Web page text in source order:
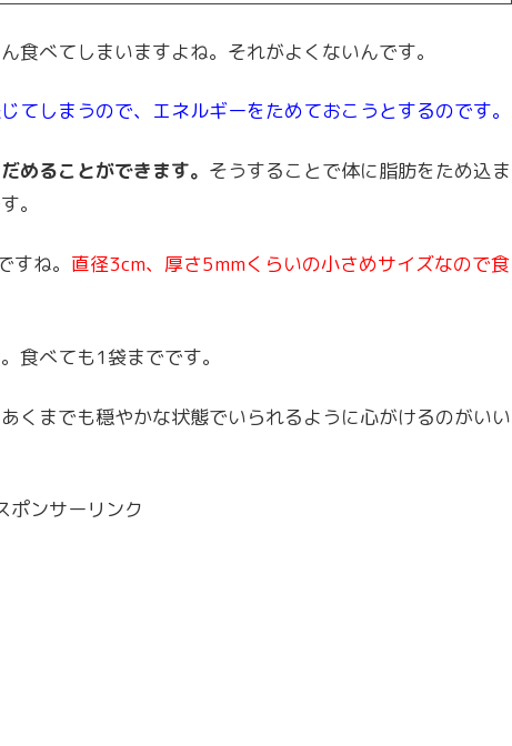
食べてしまいますよね。それがよくないんです。
てしまうので、エネルギーをためておこうとするのです。
めることができます。 そうすることで体に脂肪をため込ま
。
ね。 直径3cm、厚さ5mmくらいの小さめサイズなので食
食べても1袋までです。
くまでも穏やかな状態でいられるように心がけるのがいい
ポンサーリンク